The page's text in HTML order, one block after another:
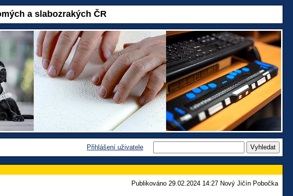
a slabozrakých ČR
Přihlášení uživatele
Publikováno 29.02.2024 14:27 Nový Jičín Pobočka